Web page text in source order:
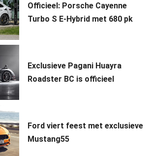
Officieel: Porsche Cayenne
Turbo S E-Hybrid met 680 pk
Exclusieve Pagani Huayra
Roadster BC is officieel
Ford viert feest met exclusieve
Mustang55